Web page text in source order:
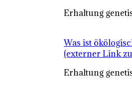
Erhaltung
Was ist
(externer Link
Erhaltung